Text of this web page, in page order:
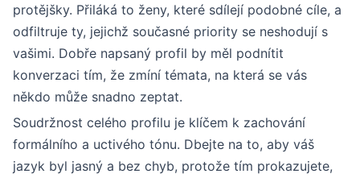
protějšky. Přiláká to ženy, které sdílejí podobné cíle, a
odfiltruje ty, jejichž současné priority se neshodují s
vašimi. Dobře napsaný profil by měl podnítit
konverzaci tím, že zmíní témata, na která se vás
někdo může snadno zeptat.
Soudržnost celého profilu je klíčem k zachování
formálního a uctivého tónu. Dbejte na to, aby váš
jazyk byl jasný a bez chyb, protože tím prokazujete,